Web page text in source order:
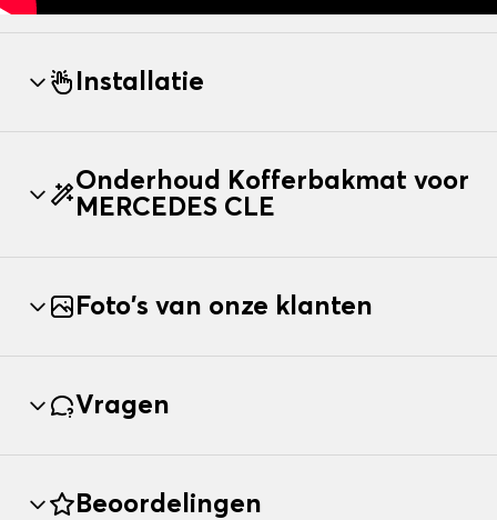
Installatie
Onderhoud Kofferbakmat voor
MERCEDES CLE
Foto's van onze klanten
Vragen
Beoordelingen